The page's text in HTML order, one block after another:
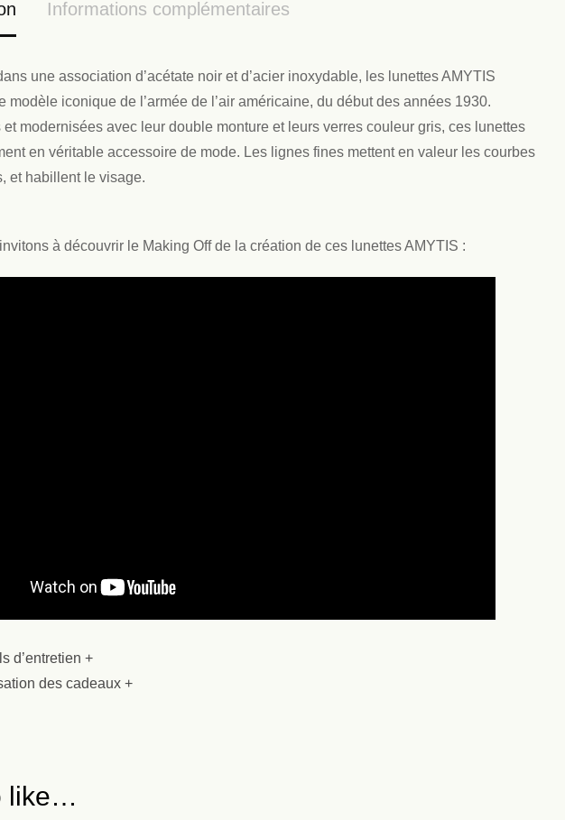
Informations complémentaires
une association d’acétate noir et d’acier inoxydable, les lunettes AMYTIS
modèle iconique de l’armée de l’air américaine, du début des années 1930.
et modernisées avec leur double monture et leurs verres couleur gris, ces lunettes
en véritable accessoire de mode. Les lignes fines mettent en valeur les courbes
et habillent le visage.
à découvrir le Making Off de la création de ces lunettes AMYTIS :
d’entretien +
des cadeaux +
like…